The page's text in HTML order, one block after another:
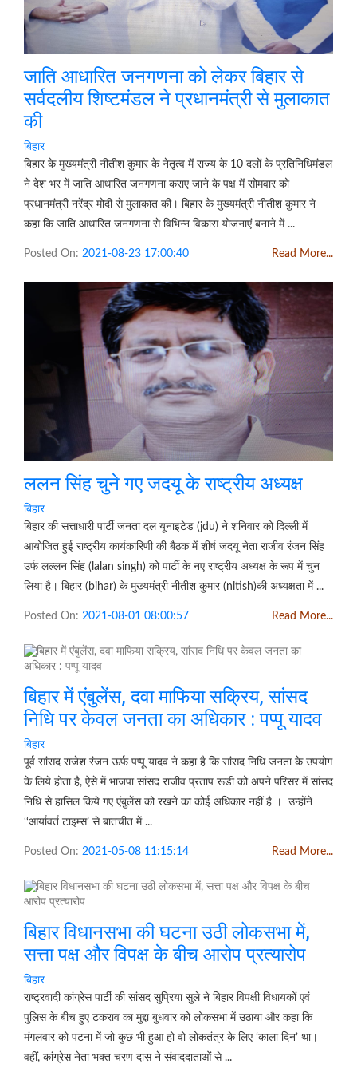
जाति आधारित जनगणना को लेकर बिहार से
सर्वदलीय शिष्टमंडल ने प्रधानमंत्री से मुलाकात
की
बिहार
बिहार के मुख्यमंत्री नीतीश कुमार के नेतृत्व में राज्य के 10 दलों के प्रतिनिधिमंडल
ने देश भर में जाति आधारित जनगणना कराए जाने के पक्ष में सोमवार को
प्रधानमंत्री नरेंद्र मोदी से मुलाकात की। बिहार के मुख्यमंत्री नीतीश कुमार ने
कहा कि जाति आधारित जनगणना से विभिन्न विकास योजनाएं बनाने में ...
Posted On: 2021-08-23 17:00:40 Read More...
ललन सिंह चुने गए जदयू के राष्ट्रीय अध्यक्ष
बिहार
बिहार की सत्ताधारी पार्टी जनता दल यूनाइटेड (jdu) ने शनिवार को दिल्ली में
आयोजित हुई राष्ट्रीय कार्यकारिणी की बैठक में शीर्ष जदयू नेता राजीव रंजन सिंह
उर्फ लल्लन सिंह (lalan singh) को पार्टी के नए राष्ट्रीय अध्यक्ष के रूप में चुन
लिया है। बिहार (bihar) के मुख्यमंत्री नीतीश कुमार (nitish)की अध्यक्षता में ...
Posted On: 2021-08-01 08:00:57 Read More...
बिहार में एंबुलेंस, दवा माफिया सक्रिय, सांसद
निधि पर केवल जनता का अधिकार : पप्पू यादव
बिहार
पूर्व सांसद राजेश रंजन ऊर्फ पप्पू यादव ने कहा है कि सांसद निधि जनता के उपयोग
के लिये होता है, ऐसे में भाजपा सांसद राजीव प्रताप रूडी को अपने परिसर में सांसद
निधि से हासिल किये गए एंबुलेंस को रखने का कोई अधिकार नहीं है । उन्होंने
‘‘आर्यावर्त टाइम्स’ से बातचीत में ...
Posted On: 2021-05-08 11:15:14 Read More...
बिहार विधानसभा की घटना उठी लोकसभा में,
सत्ता पक्ष और विपक्ष के बीच आरोप प्रत्यारोप
बिहार
राष्ट्रवादी कांग्रेस पार्टी की सांसद सुप्रिया सुले ने बिहार विपक्षी विधायकों एवं
पुलिस के बीच हुए टकराव का मुद्दा बुधवार को लोकसभा में उठाया और कहा कि
मंगलवार को पटना में जो कुछ भी हुआ हो वो लोकतंत्र के लिए ‘काला दिन’ था।
वहीं, कांग्रेस नेता भक्त चरण दास ने संवाददाताओं से ...